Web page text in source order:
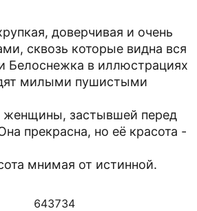
доверчивая и очень
сквозь которые видна вся
Белоснежка в иллюстрациях
милыми пушистыми
женщины, застывшей перед
прекрасна, но её красота -
мнимая от истинной.
643734